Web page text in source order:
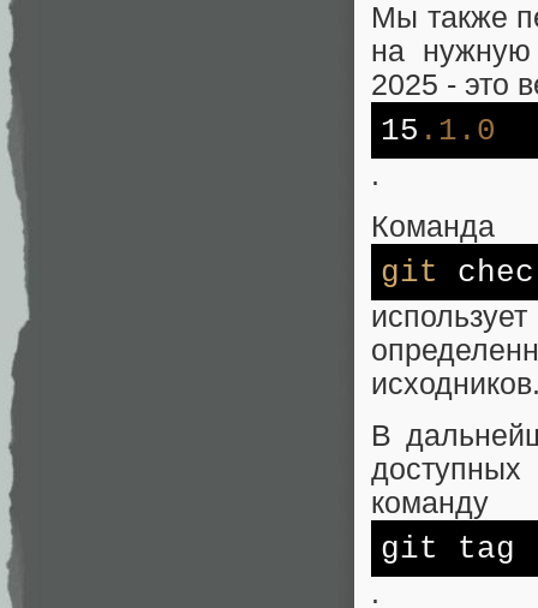
Мы также
на
2025 - это
15 .1 .0
.
Команда
git
В
команду
git tag
.